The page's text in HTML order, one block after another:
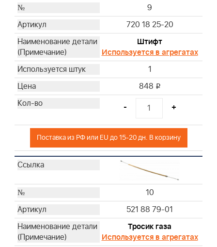
9
720 18 25-20
Штифт
Используется в агрегатах
1
848 i
- +
Поставка из РФ или EU до 15-20 дн. В корзину
10
521 88 79-01
Тросик газа
Используется в агрегатах